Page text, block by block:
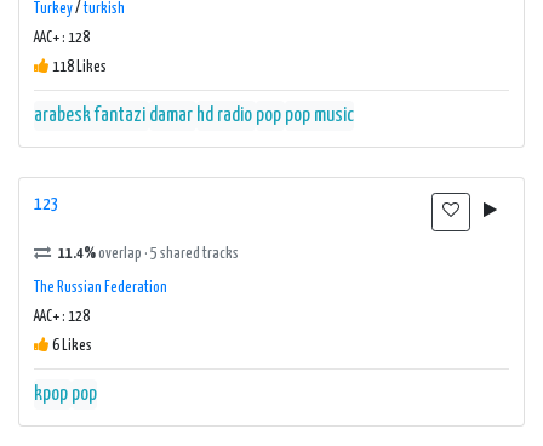
Turkey/ turkish
AAC+ : 128
118 Likes
arabesk fantazi damar hd radio pop pop music
123
11.4%overlap · 5 shared tracks
The Russian Federation
AAC+ : 128
6 Likes
kpop pop